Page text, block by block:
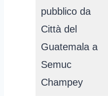
pubblico da
Città del
Guatemala a
Semuc
Champey